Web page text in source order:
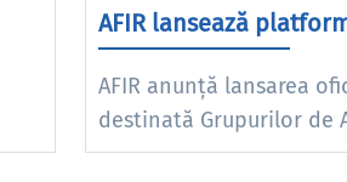
AFIR lansează
AFIR anunță lansarea
destinată Grupurilor de